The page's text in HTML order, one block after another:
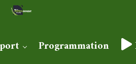
Programmation